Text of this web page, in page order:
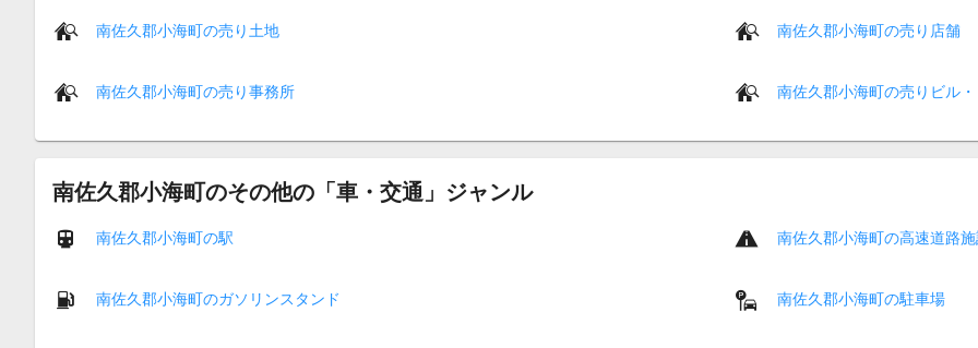
南佐久郡小海町の売り土地 南佐久郡小海町の売り店舗
南佐久郡小海町の売り事務所 南佐久郡小海町の売りビル
南佐久郡小海町のその他の「車・交通」ジャンル
南佐久郡小海町の駅 南佐久郡小海町の高速道路施
南佐久郡小海町のガソリンスタンド 南佐久郡小海町の駐車場